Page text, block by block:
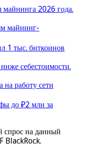
майнинга 2026 года.
майнинг-
тыс. биткоинов
себестоимости.
работу сети
до ₽2 млн за
спрос на данный
BlackRock.